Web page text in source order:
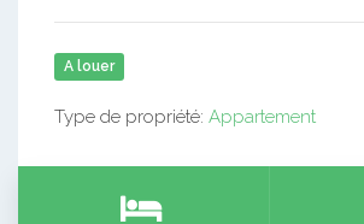
A louer
Type de propriété: Appartement